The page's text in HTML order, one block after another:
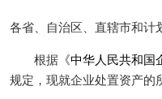
各省、自治区、直辖市和计
根据《中华人民共和国
规定，现就企业处置资产的